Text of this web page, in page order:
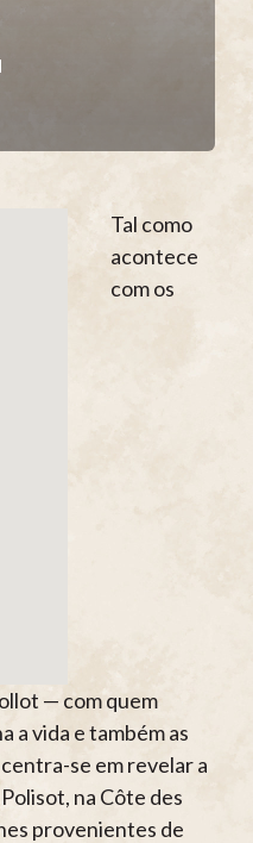
Tal como
acontece
com os
— com quem
a vida e também as
se em revelar a
na Côte des
provenientes de